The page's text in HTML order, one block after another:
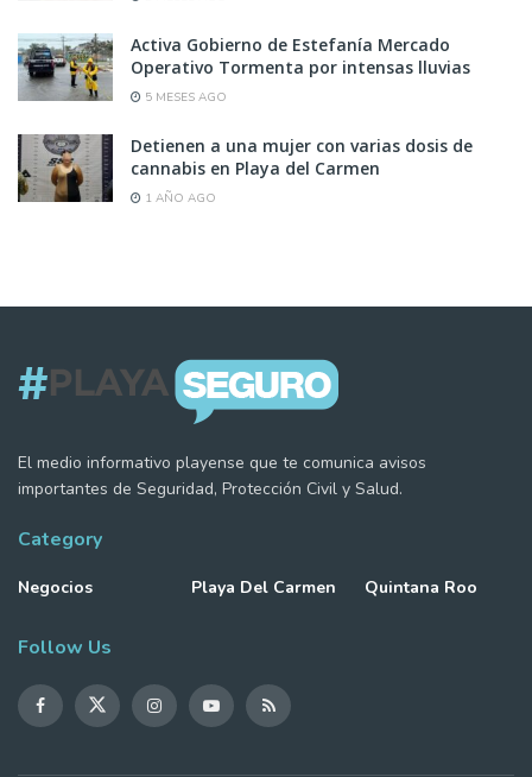
Activa Gobierno de Estefanía Mercado
Operativo Tormenta por intensas lluvias
5 MESES AGO
Detienen a una mujer con varias dosis de
cannabis en Playa del Carmen
1 AÑO AGO
El medio informativo playense que te comunica avisos
importantes de Seguridad, Protección Civil y Salud.
Category
Negocios Playa Del Carmen Quintana Roo
Follow Us